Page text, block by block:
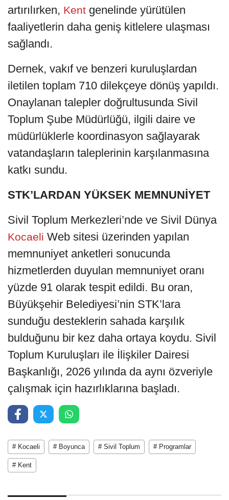
artırılırken, Kent genelinde yürütülen
faaliyetlerin daha geniş kitlelere ulaşması
sağlandı.
Dernek, vakıf ve benzeri kuruluşlardan
iletilen toplam 710 dilekçeye dönüş yapıldı.
Onaylanan talepler doğrultusunda Sivil
Toplum Şube Müdürlüğü, ilgili daire ve
müdürlüklerle koordinasyon sağlayarak
vatandaşların taleplerinin karşılanmasına
katkı sundu.
STK’LARDAN YÜKSEK MEMNUNİYET
Sivil Toplum Merkezleri’nde ve Sivil Dünya
Kocaeli Web sitesi üzerinden yapılan
memnuniyet anketleri sonucunda
hizmetlerden duyulan memnuniyet oranı
yüzde 91 olarak tespit edildi. Bu oran,
Büyükşehir Belediyesi’nin STK’lara
sunduğu desteklerin sahada karşılık
bulduğunu bir kez daha ortaya koydu. Sivil
Toplum Kuruluşları ile İlişkiler Dairesi
Başkanlığı, 2026 yılında da aynı özveriyle
çalışmak için hazırlıklarına başladı.
# Kocaeli # Boyunca # Sivil Toplum # Programlar
# Kent